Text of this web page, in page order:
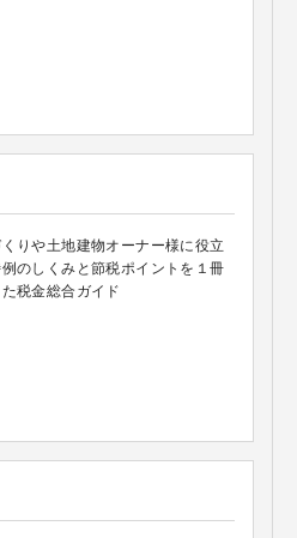
りや土地建物オーナー様に役立
のしくみと節税ポイントを１冊
税金総合ガイド